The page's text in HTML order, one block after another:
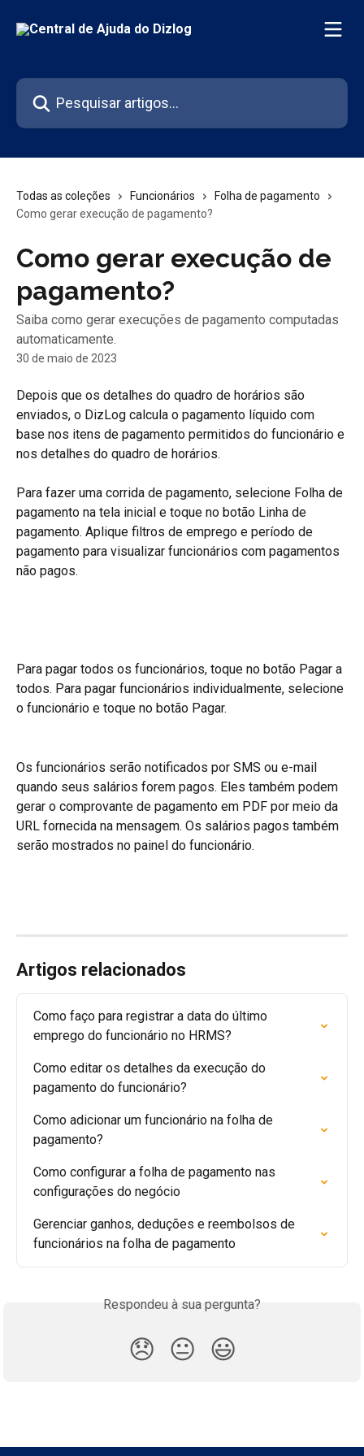
Pesquisar artigos...
Todas as coleções Funcionários
Folha de pagamento
Como gerar execução de pagamento?
Como gerar execução de
pagamento?
Saiba como gerar execuções de pagamento computadas
automaticamente.
30 de maio de 2023
Depois que os detalhes do quadro de horários são
enviados, o DizLog calcula o pagamento líquido com
base nos itens de pagamento permitidos do funcionário e
nos detalhes do quadro de horários.
Para fazer uma corrida de pagamento, selecione Folha de
pagamento na tela inicial e toque no botão Linha de
pagamento. Aplique filtros de emprego e período de
pagamento para visualizar funcionários com pagamentos
não pagos.
Para pagar todos os funcionários, toque no botão Pagar a
todos. Para pagar funcionários individualmente, selecione
o funcionário e toque no botão Pagar.
Os funcionários serão notificados por SMS ou e-mail
quando seus salários forem pagos. Eles também podem
gerar o comprovante de pagamento em PDF por meio da
URL fornecida na mensagem. Os salários pagos também
serão mostrados no painel do funcionário.
Artigos relacionados
Como faço para registrar a data do último
emprego do funcionário no HRMS?
Como editar os detalhes da execução do
pagamento do funcionário?
Como adicionar um funcionário na folha de
pagamento?
Como configurar a folha de pagamento nas
configurações do negócio
Gerenciar ganhos, deduções e reembolsos de
funcionários na folha de pagamento
Respondeu à sua pergunta?
😞 😐 😃